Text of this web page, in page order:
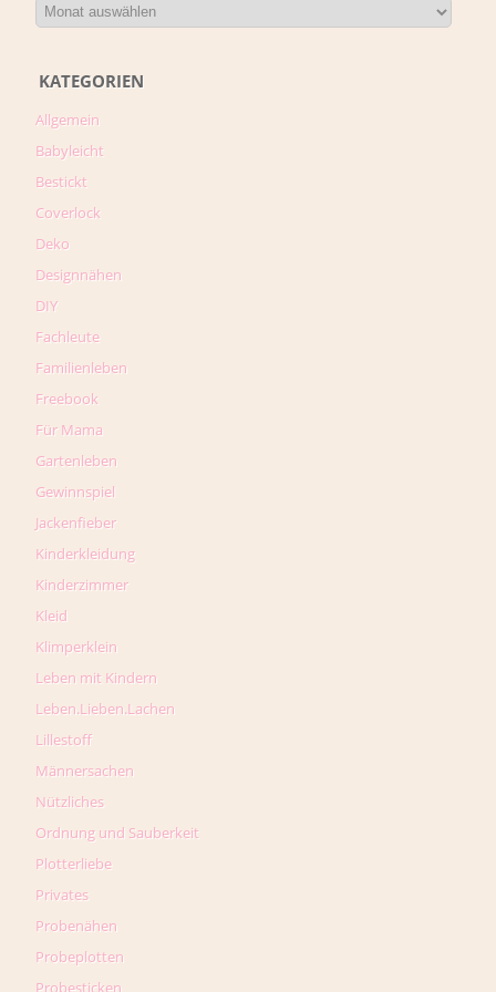
KATEGORIEN
Allgemein
Babyleicht
Bestickt
Coverlock
Deko
Designnähen
DIY
Fachleute
Familienleben
Freebook
Für Mama
Gartenleben
Gewinnspiel
Jackenfieber
Kinderkleidung
Kinderzimmer
Kleid
Klimperklein
Leben mit Kindern
Leben.Lieben.Lachen
Lillestoff
Männersachen
Nützliches
Ordnung und Sauberkeit
Plotterliebe
Privates
Probenähen
Probeplotten
Probesticken